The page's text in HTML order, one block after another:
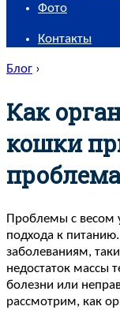
Фото
Контакты
Блог ›
Как
кошки
Проблемы с весом
подхода к
заболеваниям,
недостаток массы
болезни или
рассмотрим, как